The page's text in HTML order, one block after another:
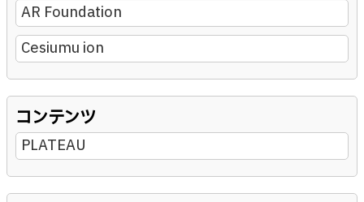
AR Foundation
Cesiumu ion
コンテンツ
PLATEAU